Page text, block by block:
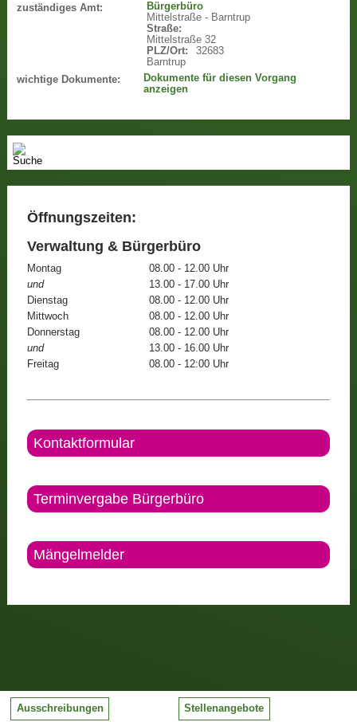
zuständiges Amt:
Bürgerbüro
Mittelstraße - Barntrup
Straße:
Mittelstraße 32
PLZ/Ort:
32683
Barntrup
wichtige Dokumente:
Dokumente für diesen Vorgang
anzeigen
Öffnungszeiten:
Verwaltung & Bürgerbüro
Montag
08.00 - 12.00 Uhr
und
13.00 - 17.00 Uhr
Dienstag
08.00 - 12.00 Uhr
Mittwoch
08.00 - 12.00 Uhr
Donnerstag
08.00 - 12.00 Uhr
und
13.00 - 16.00 Uhr
Freitag
08.00 - 12:00 Uhr
Kontaktformular
Terminvergabe Bürgerbüro
Mängelmelder
Ausschreibungen Stellenangebote